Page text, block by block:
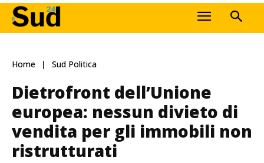
Home Sud Politica
Dietrofront dell’Unione
europea: nessun divieto di
vendita per gli immobili non
ristrutturati